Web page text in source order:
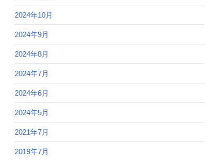
2024年10月
2024年9月
2024年8月
2024年7月
2024年6月
2024年5月
2021年7月
2019年7月